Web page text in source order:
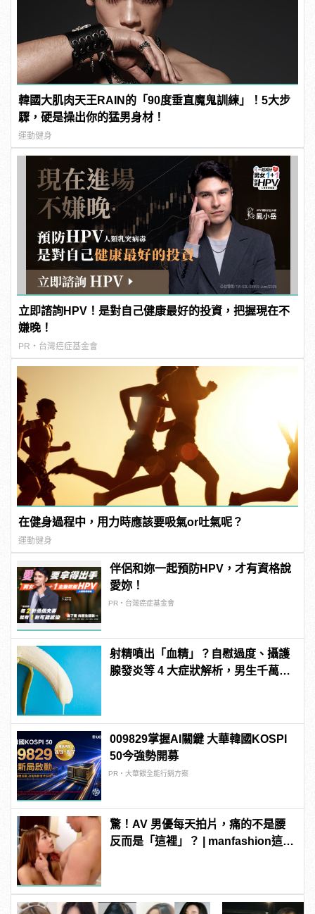
韓國大肌肉天王RAIN的「90度垂直魔鬼訓練」！5大步
驟，硬是操出你的猛男身材！
運動健身
立即諮詢HPV！是對自己健康最好的投資，把握現在不
嫌晚！
PR・台灣癌症基金會
在健身過程中，用力時應該要吸氣or吐氣呢？
運動健身
伴侶和妳一起預防HPV，才有資格說
愛妳！
PR・台灣癌症基金會
射精噴出「血精」？自慰過度、攝護
腺發炎等 4 大症狀解析，男生千萬要
009829掌握AI關鍵 大華韓國KOSPI
50今強勢開募
PR・大華銀全能行銷方案
驚！AV 男優每天拍片，痛的不是腰
反而是「這裡」？ | manfashion這樣